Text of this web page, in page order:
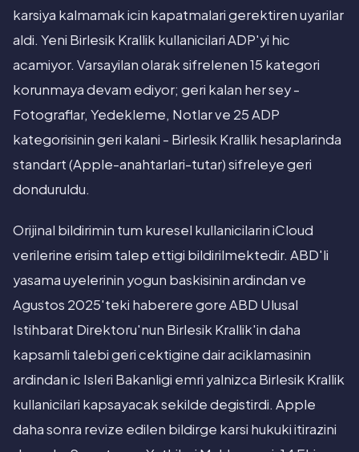
karsiya kalmamak icin kapatmalari gerektiren uyarilar
aldi. Yeni Birlesik Krallik kullanicilari ADP'yi hic
acamiyor. Varsayilan olarak sifrelenen 15 kategori
korunmaya devam ediyor; geri kalan her sey -
Fotograflar, Yedekleme, Notlar ve 25 ADP
kategorisinin geri kalani - Birlesik Krallik hesaplarinda
standart (Apple-anahtarlari-tutar) sifreleye geri
donduruldu.
Orijinal bildirimin tum kuresel kullanicilarin iCloud
verilerine erisim talep ettigi bildirilmektedir. ABD'li
yasama uyelerinin yogun baskisinin ardindan ve
Agustos 2025'teki haberere gore ABD Ulusal
Istihbarat Direktoru'nun Birlesik Krallik'in daha
kapsamli talebi geri cektigine dair aciklamasinin
ardindan ic Isleri Bakanligi emri yalnizca Birlesik Krallik
kullanicilari kapsayacak sekilde degistirdi. Apple
daha sonra revize edilen bildirge karsi hukuki itirazini